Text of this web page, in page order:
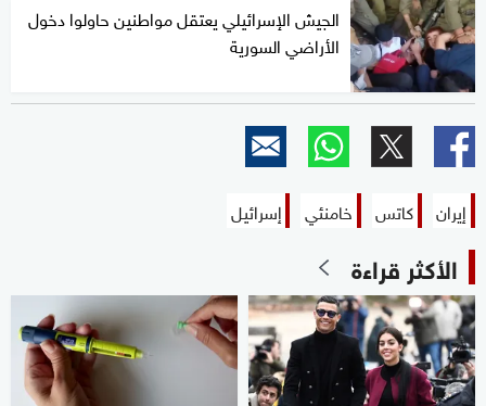
الجيش الإسرائيلي يعتقل مواطنين حاولوا دخول
الأراضي السورية
إيران كاتس خامنئي إسرائيل
الأكثر قراءة